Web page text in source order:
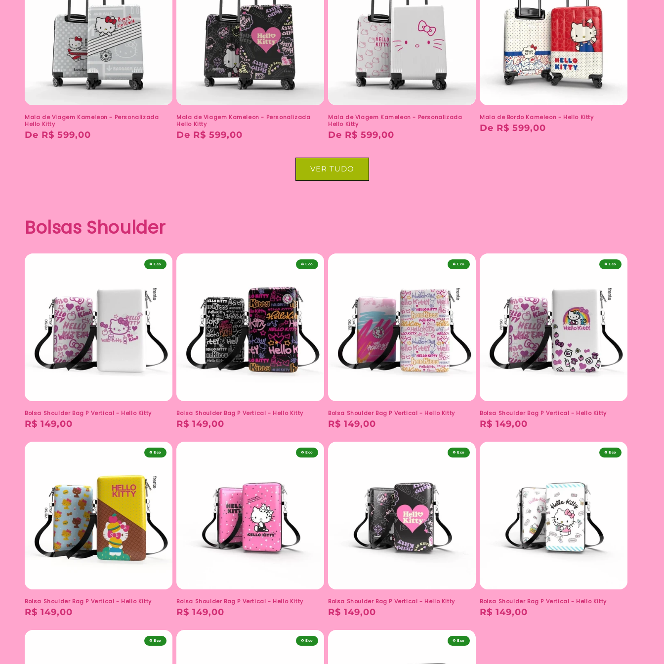
Mala de Viagem Kameleon - Personalizada
Hello Kitty
Preço
De R$ 599,00
Mala de Viagem Kameleon - Personalizada
Hello Kitty
Preço
De R$ 599,00
Mala de Viagem Kameleon - Personalizada
Hello Kitty
Preço
De R$ 599,00
Mala de Bordo Kameleon - Hello Kitty
Preço
De R$ 599,00
VER TUDO
Bolsas Shoulder
♻️ Eco
Bolsa Shoulder Bag P Vertical - Hello Kitty
Preço
R$ 149,00
♻️ Eco
Bolsa Shoulder Bag P Vertical - Hello Kitty
Preço
R$ 149,00
♻️ Eco
Bolsa Shoulder Bag P Vertical - Hello Kitty
Preço
R$ 149,00
♻️ Eco
Bolsa Shoulder Bag P Vertical - Hello Kitty
Preço
R$ 149,00
♻️ Eco
Bolsa Shoulder Bag P Vertical - Hello Kitty
Preço
R$ 149,00
♻️ Eco
Bolsa Shoulder Bag P Vertical - Hello Kitty
Preço
R$ 149,00
♻️ Eco
Bolsa Shoulder Bag P Vertical - Hello Kitty
Preço
R$ 149,00
♻️ Eco
Bolsa Shoulder Bag P Vertical - Hello Kitty
Preço
R$ 149,00
♻️ Eco ♻️ Eco ♻️ Eco